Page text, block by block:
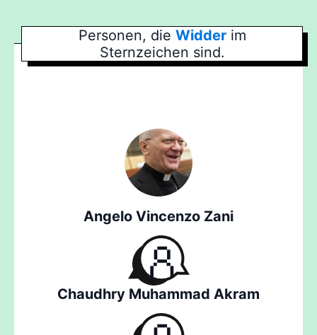
Personen, die Widder im
Sternzeichen sind.
Angelo Vincenzo Zani
Chaudhry Muhammad Akram